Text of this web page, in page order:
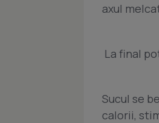
axul
 La final
Sucul se
calorii,